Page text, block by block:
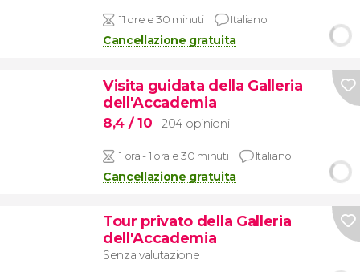
11 ore e 30 minuti Italiano
Cancellazione gratuita
Visita guidata della Galleria
dell'Accademia
8,4 / 10 204 opinioni
1 ora - 1 ora e 30 minuti Italiano
Cancellazione gratuita
Tour privato della Galleria
dell'Accademia
Senza valutazione